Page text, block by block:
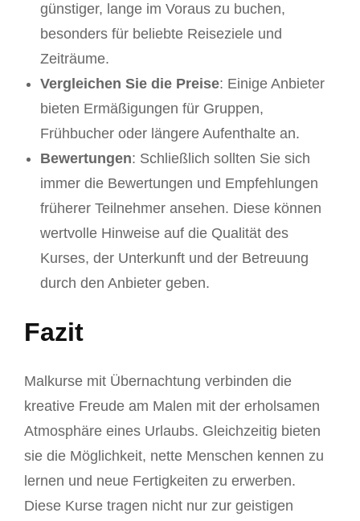
günstiger, lange im Voraus zu buchen,
besonders für beliebte Reiseziele und
Zeiträume.
Vergleichen Sie die Preise: Einige Anbieter
bieten Ermäßigungen für Gruppen,
Frühbucher oder längere Aufenthalte an.
Bewertungen: Schließlich sollten Sie sich
immer die Bewertungen und Empfehlungen
früherer Teilnehmer ansehen. Diese können
wertvolle Hinweise auf die Qualität des
Kurses, der Unterkunft und der Betreuung
durch den Anbieter geben.
Fazit
Malkurse mit Übernachtung verbinden die
kreative Freude am Malen mit der erholsamen
Atmosphäre eines Urlaubs. Gleichzeitig bieten
sie die Möglichkeit, nette Menschen kennen zu
lernen und neue Fertigkeiten zu erwerben.
Diese Kurse tragen nicht nur zur geistigen